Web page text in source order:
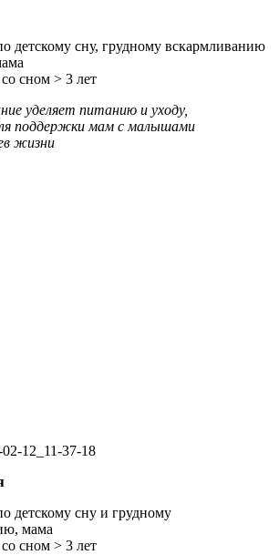
детскому сну, грудному вскармливанию
сном > 3 лет
уделяет питанию и уходу,
поддержки мам с малышами
жизни
детскому сну и грудному
мама
сном > 3 лет